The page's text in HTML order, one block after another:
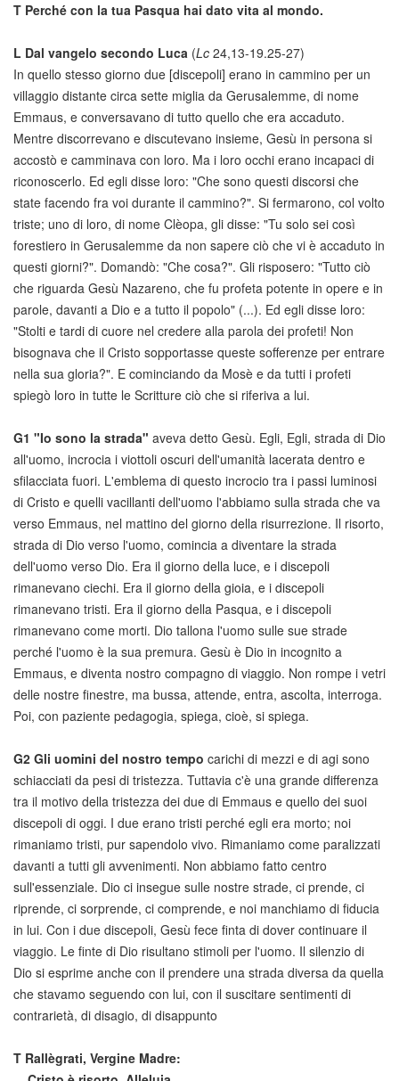
T Perché con la tua Pasqua hai dato vita al mondo.
L Dal vangelo secondo Luca (Lc 24,13-19.25-27)
In quello stesso giorno due [discepoli] erano in cammino per un
villaggio distante circa sette miglia da Gerusalemme, di nome
Emmaus, e conversavano di tutto quello che era accaduto.
Mentre discorrevano e discutevano insieme, Gesù in persona si
accostò e camminava con loro. Ma i loro occhi erano incapaci di
riconoscerlo. Ed egli disse loro: "Che sono questi discorsi che
state facendo fra voi durante il cammino?". Si fermarono, col volto
triste; uno di loro, di nome Clèopa, gli disse: "Tu solo sei così
forestiero in Gerusalemme da non sapere ciò che vi è accaduto in
questi giorni?". Domandò: "Che cosa?". Gli risposero: "Tutto ciò
che riguarda Gesù Nazareno, che fu profeta potente in opere e in
parole, davanti a Dio e a tutto il popolo" (...). Ed egli disse loro:
"Stolti e tardi di cuore nel credere alla parola dei profeti! Non
bisognava che il Cristo sopportasse queste sofferenze per entrare
nella sua gloria?". E cominciando da Mosè e da tutti i profeti
spiegò loro in tutte le Scritture ciò che si riferiva a lui.
G1 "Io sono la strada" aveva detto Gesù. Egli, Egli, strada di Dio
all'uomo, incrocia i viottoli oscuri dell'umanità lacerata dentro e
sfilacciata fuori. L'emblema di questo incrocio tra i passi luminosi
di Cristo e quelli vacillanti dell'uomo l'abbiamo sulla strada che va
verso Emmaus, nel mattino del giorno della risurrezione. Il risorto,
strada di Dio verso l'uomo, comincia a diventare la strada
dell'uomo verso Dio. Era il giorno della luce, e i discepoli
rimanevano ciechi. Era il giorno della gioia, e i discepoli
rimanevano tristi. Era il giorno della Pasqua, e i discepoli
rimanevano come morti. Dio tallona l'uomo sulle sue strade
perché l'uomo è la sua premura. Gesù è Dio in incognito a
Emmaus, e diventa nostro compagno di viaggio. Non rompe i vetri
delle nostre finestre, ma bussa, attende, entra, ascolta, interroga.
Poi, con paziente pedagogia, spiega, cioè, si spiega.
G2 Gli uomini del nostro tempo carichi di mezzi e di agi sono
schiacciati da pesi di tristezza. Tuttavia c'è una grande differenza
tra il motivo della tristezza dei due di Emmaus e quello dei suoi
discepoli di oggi. I due erano tristi perché egli era morto; noi
rimaniamo tristi, pur sapendolo vivo. Rimaniamo come paralizzati
davanti a tutti gli avvenimenti. Non abbiamo fatto centro
sull'essenziale. Dio ci insegue sulle nostre strade, ci prende, ci
riprende, ci sorprende, ci comprende, e noi manchiamo di fiducia
in lui. Con i due discepoli, Gesù fece finta di dover continuare il
viaggio. Le finte di Dio risultano stimoli per l'uomo. Il silenzio di
Dio si esprime anche con il prendere una strada diversa da quella
che stavamo seguendo con lui, con il suscitare sentimenti di
contrarietà, di disagio, di disappunto
T Rallègrati, Vergine Madre: